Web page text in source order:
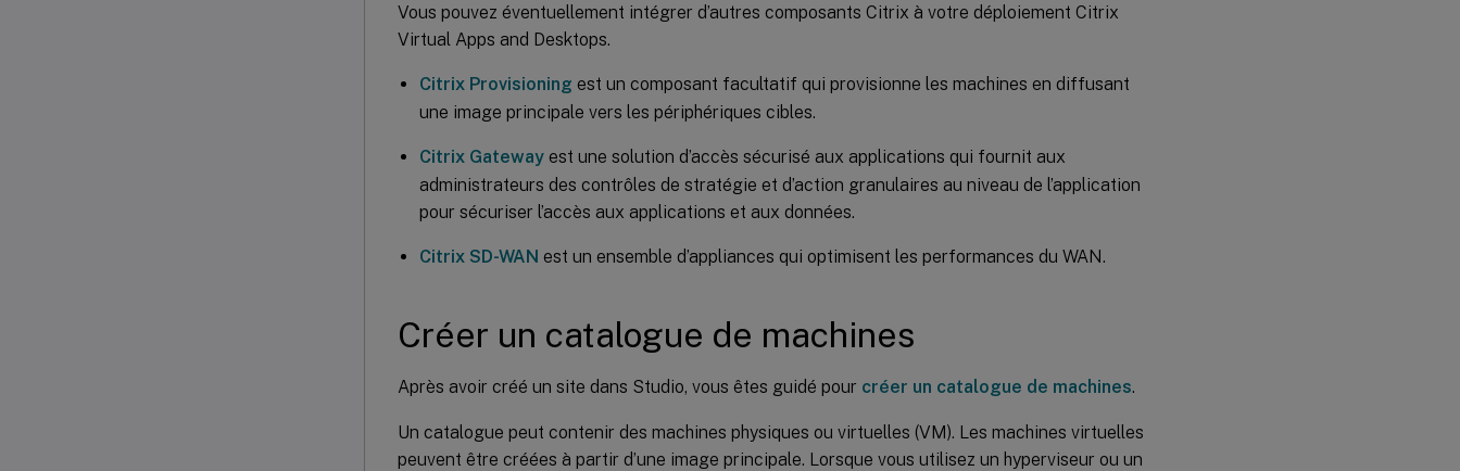
Vous pouvez éventuellement intégrer d’autres composants Citrix à votre déploiement Citrix
Virtual Apps and Desktops.
Citrix Provisioning est un composant facultatif qui provisionne les machines en diffusant
une image principale vers les périphériques cibles.
Citrix Gateway est une solution d’accès sécurisé aux applications qui fournit aux
administrateurs des contrôles de stratégie et d’action granulaires au niveau de l’application
pour sécuriser l’accès aux applications et aux données.
Citrix SD-WAN est un ensemble d’appliances qui optimisent les performances du WAN.
Créer un catalogue de machines
Après avoir créé un site dans Studio, vous êtes guidé pour créer un catalogue de machines.
Un catalogue peut contenir des machines physiques ou virtuelles (VM). Les machines virtuelles
peuvent être créées à partir d’une image principale. Lorsque vous utilisez un hyperviseur ou un